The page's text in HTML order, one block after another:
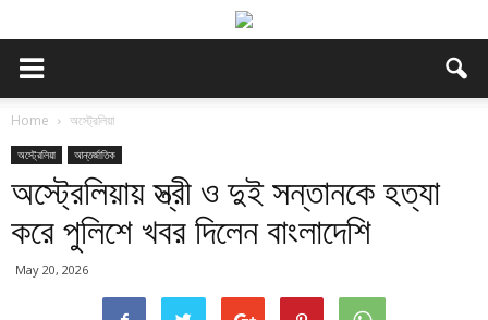
Home অস্ট্রেলিয়া
অস্ট্রেলিয়া আন্তর্জাতিক
অস্ট্রেলিয়ায় স্ত্রী ও দুই সন্তানকে হত্যা
করে পুলিশে খবর দিলেন বাংলাদেশি
May 20, 2026